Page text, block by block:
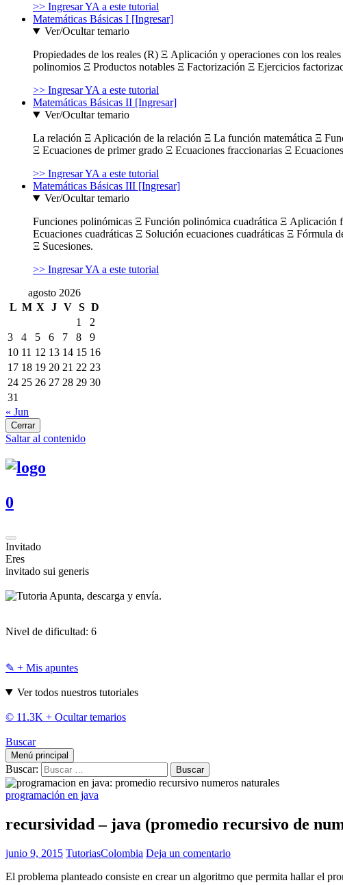
>> Ingresar YA a este tutorial
Matemáticas Básicas I [Ingresar]
Ver/Ocultar temario
Propiedades de los reales (R) Ξ Aplicación y operaciones con los
polinomios Ξ Productos notables Ξ Factorización Ξ Ejercicios
>> Ingresar YA a este tutorial
Matemáticas Básicas II [Ingresar]
Ver/Ocultar temario
La relación Ξ Aplicación de la relación Ξ La función matemática Ξ
Ξ Ecuaciones de primer grado Ξ Ecuaciones fraccionarias Ξ
>> Ingresar YA a este tutorial
Matemáticas Básicas III [Ingresar]
Ver/Ocultar temario
Funciones polinómicas Ξ Función polinómica cuadrática Ξ Aplicación
Ecuaciones cuadráticas Ξ Solución ecuaciones cuadráticas Ξ
Ξ Sucesiones.
>> Ingresar YA a este tutorial
agosto 2026
L M X J V S D
1
2
3
4 5 6 7 8
9
10 11 12 13 14 15 16
17 18 19 20 21 22 23
24 25 26 27 28 29 30
31
« Jun
Cerrar
Saltar al contenido
0
Invitado
Eres
invitado sui generis
Apunta, descarga y envía.
Nivel de dificultad: 6
✎ + Mis apuntes
Ver todos nuestros tutoriales
© 11.3K + Ocultar temarios
Buscar
Menú principal
Buscar:
programación en java
recursividad – java (promedio recursivo de
junio 9, 2015 TutoriasColombia Deja un comentario
El problema planteado consiste en crear un algoritmo que permita hallar el